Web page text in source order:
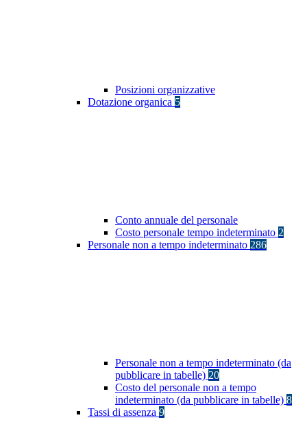
Posizioni organizzative
Dotazione organica 5
Conto annuale del personale
Costo personale tempo indeterminato 2
Personale non a tempo indeterminato 286
Personale non a tempo indeterminato (da
pubblicare in tabelle) 20
Costo del personale non a tempo
indeterminato (da pubblicare in tabelle) 8
Tassi di assenza 9